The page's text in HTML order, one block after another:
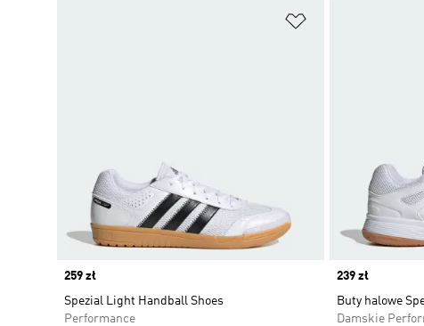
Price
259 zł
Spezial Light Handball Shoes
Performance
Price
239 zł
Buty halowe
Damskie